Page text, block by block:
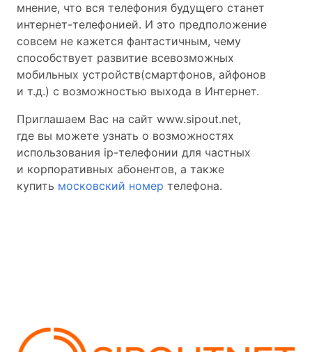
мнение, что вся телефония будущего станет
интернет-телефонией. И это предположение
совсем не кажется фантастичным, чему
способствует развитие всевозможных
мобильных устройств(смартфонов, айфонов
и т.д.) с возможностью выхода в Интернет.
Приглашаем Вас на сайт www.sipout.net,
где вы можете узнать о возможностях
использования ip-телефонии для частных
и корпоративных абонентов, а также
купить московский номер телефона.